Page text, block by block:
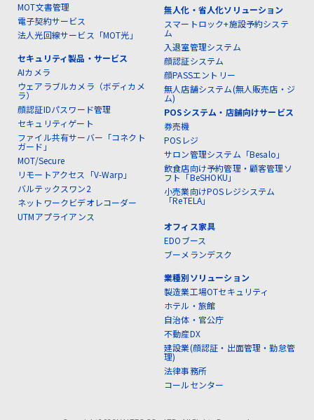
MOT文書管理
電子契約サービス
法人光回線サービス「MOT光」
セキュリティ製品・サービス
AIカメラ
ウェアラブルカメラ（ボディカメ
ラ）
顔認証IDパスワード管理
セキュリティゲート
ファイル共有サーバー「コネクト
ガード」
MOT/Secure
リモートアクセス「V-Warp」
バルテックスワン2
ネットワークビデオレコーダー
UTMアプライアンス
無人化・省人化ソリューション
スマートロック+施設予約システ
ム
入退室管理システム
顔認証システム
顔PASSエントリー
無人店舗システム(無人販売店・ジ
ム)
POSシステム・店舗向けサービス
券売機
POSレジ
サロン管理システム「Besalo」
飲食店向け予約管理・顧客管理ソ
フト「BeSHOKU」
小売業向けPOSレジシステム
「ReTELA」
オフィス家具
EDOブース
ブーメランデスク
業種別ソリューション
製造業工場OTセキュリティ
ホテル・旅館
自治体・官公庁
不動産DX
建設業(顔認証・出面管理・勤怠管
理)
法律事務所
コールセンター